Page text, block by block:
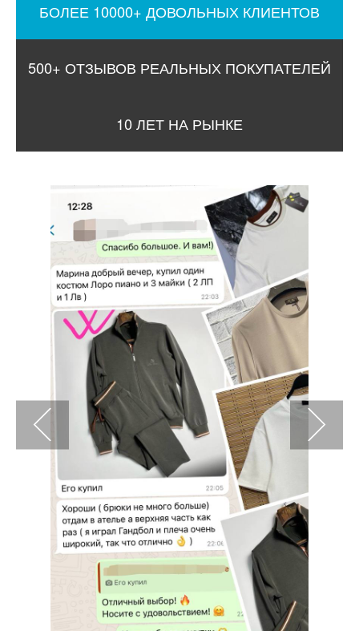
БОЛЕЕ 10000+ ДОВОЛЬНЫХ КЛИЕНТОВ
500+ ОТЗЫВОВ РЕАЛЬНЫХ ПОКУПАТЕЛЕЙ
10 ЛЕТ НА РЫНКЕ